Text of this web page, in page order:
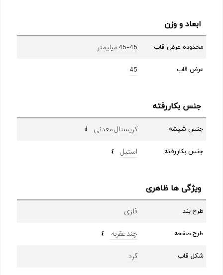
ابعاد و وزن
محدوده عرض قاب 45-46 میلیمتر
عرض قاب 45
جنس بکاررفته
جنس شیشه کریستال معدنی
جنس بکاررفته استیل
ویژگی ها ظاهری
طرح بند فلزی
طرح صفحه چند عقربه
شکل قاب گرد